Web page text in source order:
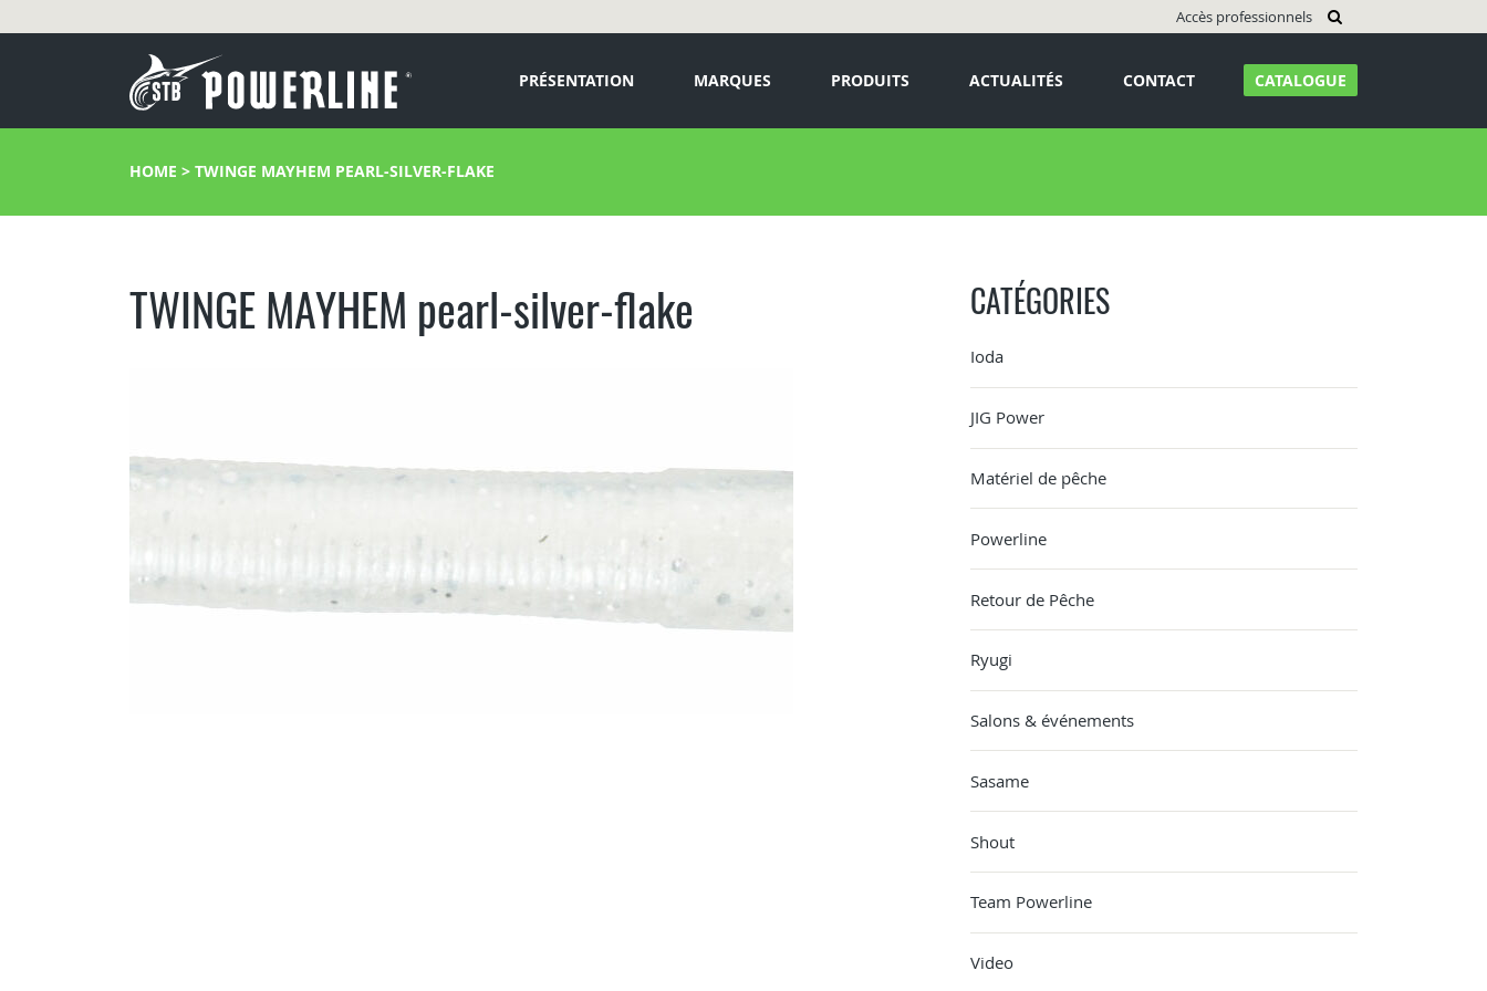
Accès professionnels
PRÉSENTATION MARQUES PRODUITS ACTUALITÉS CONTACT CATALOGUE
HOME > TWINGE MAYHEM PEARL-SILVER-FLAKE
TWINGE MAYHEM pearl-silver-flake CATÉGORIES
Ioda
JIG Power
Matériel de pêche
Powerline
Retour de Pêche
Ryugi
Salons & événements
Sasame
Shout
Team Powerline
Video